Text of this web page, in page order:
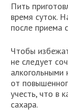
Пить
время суток.
после приема
Чтобы
не следует
от
учесть, что в
сахара.